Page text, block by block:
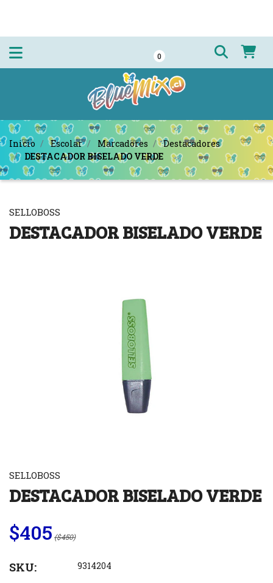
0
Inicio Escolar Marcadores
Destacadores
DESTACADOR BISELADO VERDE
SELLOBOSS
DESTACADOR BISELADO VERDE
SELLOBOSS
DESTACADOR BISELADO VERDE
$405 ($450)
SKU: 9314204